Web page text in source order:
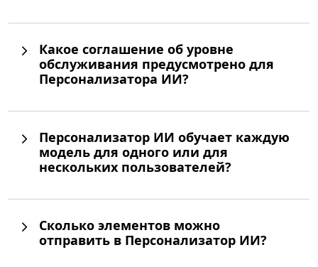
Какое соглашение об уровне
обслуживания предусмотрено для
Персонализатора ИИ?
Персонализатор ИИ обучает каждую
модель для одного или для
нескольких пользователей?
Сколько элементов можно
отправить в Персонализатор ИИ?